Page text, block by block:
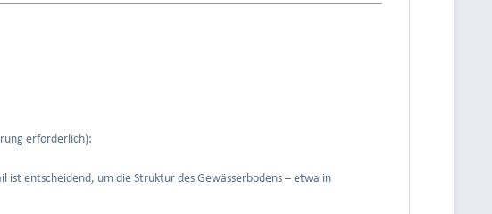
erforderlich):
ist entscheidend, um die Struktur des Gewässerbodens – etwa in